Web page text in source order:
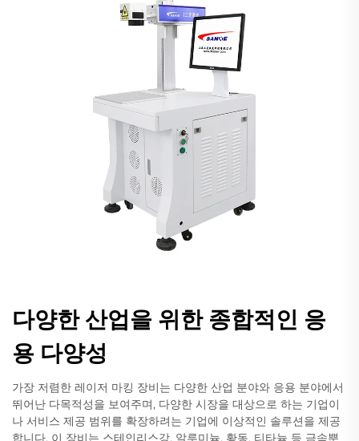
다양한 산업을 위한 종합적인 응
용 다양성
가장 저렴한 레이저 마킹 장비는 다양한 산업 분야와 응용 분야에서
뛰어난 다목적성을 보여주며, 다양한 시장을 대상으로 하는 기업이
나 서비스 제공 범위를 확장하려는 기업에 이상적인 솔루션을 제공
합니다. 이 장비는 스테인리스강, 알루미늄, 황동, 티타늄 등 금속뿐